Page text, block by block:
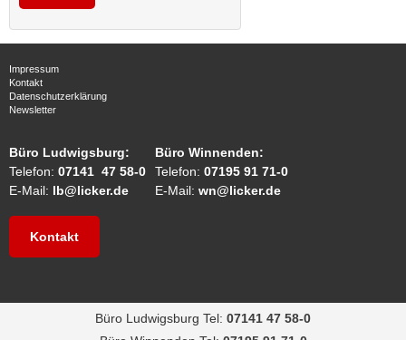
Büro Ludwigsburg Tel: 07141 47 58-0
Impressum
Kontakt
Datenschutzerklärung
Newsletter
Büro Ludwigsburg:
Telefon: 07141 47 58-0
E-Mail: lb@licker.de
Büro Winnenden:
Telefon: 07195 91 71-0
E-Mail: wn@licker.de
Kontakt